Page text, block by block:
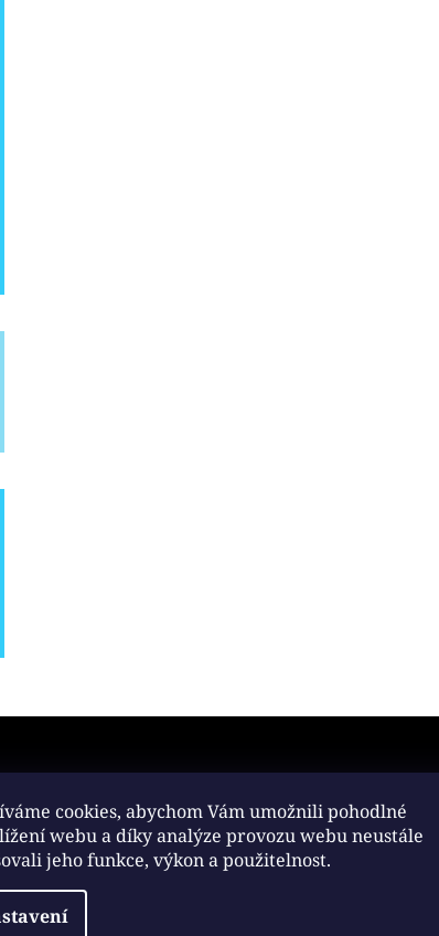
cookies, abychom Vám umožnili pohodlné
webu a díky analýze provozu webu neustále
jeho funkce, výkon a použitelnost.
osobních údajů
práva vyhrazena.